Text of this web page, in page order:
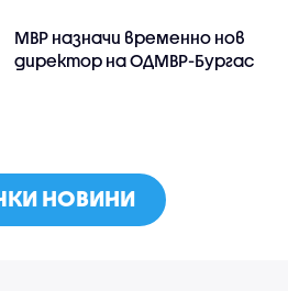
МВР назначи временно нов
директор на ОДМВР-Бургас
НОВИНИ